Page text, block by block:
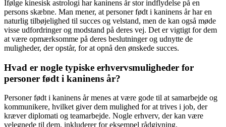
Ifølge kinesisk astrologi har kaninens år stor indflydelse på en
persons skæbne. Man mener, at personer født i kaninens år har en
naturlig tilbøjelighed til succes og velstand, men de kan også møde
visse udfordringer og modstand på deres vej. Det er vigtigt for dem
at være opmærksomme på deres beslutninger og udnytte de
muligheder, der opstår, for at opnå den ønskede succes.
Hvad er nogle typiske erhvervsmuligheder for
personer født i kaninens år?
Personer født i kaninens år menes at være gode til at samarbejde og
kommunikere, hvilket giver dem mulighed for at trives i job, der
kræver diplomati og teamarbejde. Nogle erhverv, der kan være
velegnede til dem, inkluderer for eksempel rådgivning,